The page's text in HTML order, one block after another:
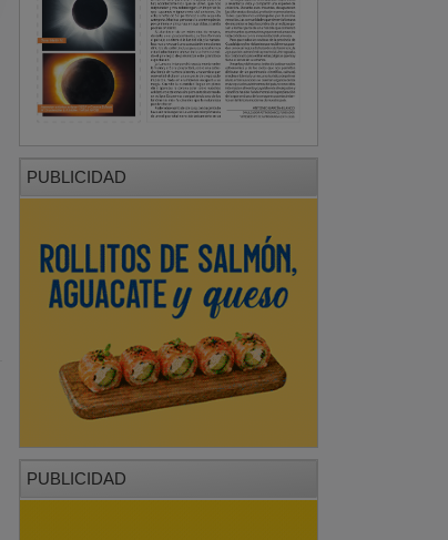
PUBLICIDAD
PUBLICIDAD